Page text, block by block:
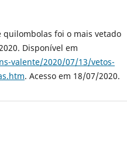
quilombolas foi o mais vetado
Disponível em
valente/2020/07/13/vetos-
. Acesso em 18/07/2020.